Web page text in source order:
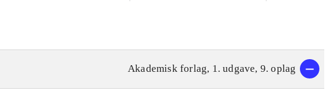
Akademisk forlag, 1. udgave, 9. oplag